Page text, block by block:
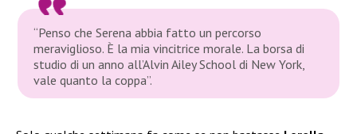
“Penso che Serena abbia fatto un percorso
meraviglioso. È la mia vincitrice morale. La borsa di
studio di un anno all’Alvin Ailey School di New York,
vale quanto la coppa”.